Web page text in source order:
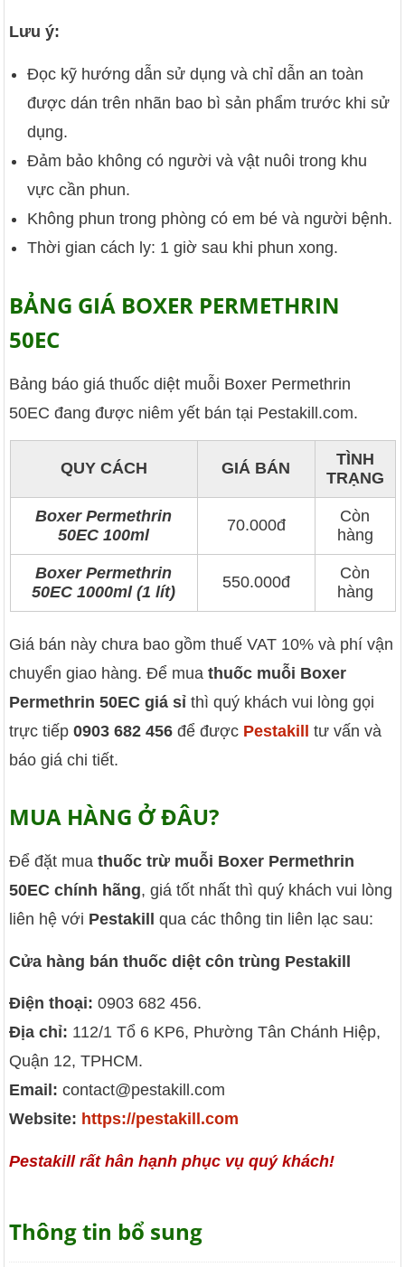
Lưu ý:
Đọc kỹ hướng dẫn sử dụng và chỉ dẫn an toàn
được dán trên nhãn bao bì sản phẩm trước khi sử
dụng.
Đảm bảo không có người và vật nuôi trong khu
vực cần phun.
Không phun trong phòng có em bé và người bệnh.
Thời gian cách ly: 1 giờ sau khi phun xong.
BẢNG GIÁ BOXER PERMETHRIN
50EC
Bảng báo giá thuốc diệt muỗi Boxer Permethrin
50EC đang được niêm yết bán tại Pestakill.com.
QUY CÁCH GIÁ BÁN
TÌNH
TRẠNG
Boxer Permethrin
50EC 100ml
70.000đ
Còn
hàng
Boxer Permethrin
50EC 1000ml (1 lít)
550.000đ
Còn
hàng
Giá bán này chưa bao gồm thuế VAT 10% và phí vận
chuyển giao hàng. Để muathuốc muỗi Boxer
Permethrin 50EC giá sỉ thì quý khách vui lòng gọi
trực tiếp0903 682 456 để được Pestakill tư vấn và
báo giá chi tiết.
MUA HÀNG Ở ĐÂU?
Để đặt muathuốc trừ muỗi Boxer Permethrin
50EC chính hãng, giá tốt nhất thì quý khách vui lòng
liên hệ với Pestakill qua các thông tin liên lạc sau:
Cửa hàng bán thuốc diệt côn trùng Pestakill
Điện thoại: 0903 682 456.
Địa chỉ: 112/1 Tổ 6 KP6, Phường Tân Chánh Hiệp,
Quận 12, TPHCM.
Email: contact@pestakill.com
Website: https://pestakill.com
Pestakill rất hân hạnh phục vụ quý khách!
Thông tin bổ sung